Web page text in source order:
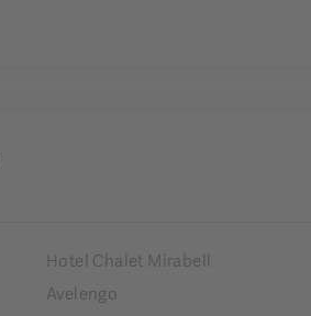
Hotel Chalet Mirabell
Avelengo